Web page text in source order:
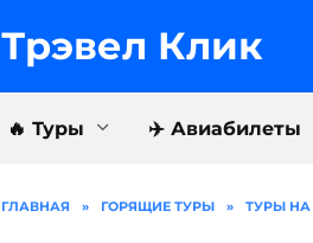
Трэвел Клик
🔥 Туры ✈️ Авиабилеты
ГЛАВНАЯ » ГОРЯЩИЕ ТУРЫ » ТУРЫ НА